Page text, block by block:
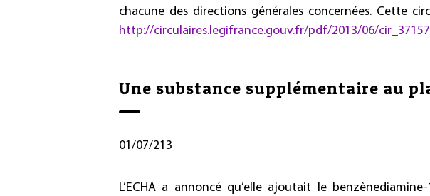
chacune des directions générales concernées. Cette
http://circulaires.legifrance.gouv.fr/pdf/2013/06/
Une substance supplémentaire au
01/07/213
L’ECHA a annoncé qu’elle ajoutait le